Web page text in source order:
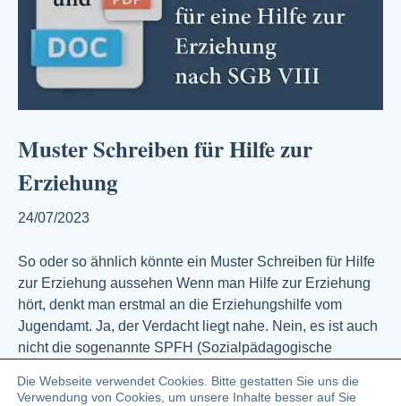
Muster Schreiben für Hilfe zur
Erziehung
24/07/2023
So oder so ähnlich könnte ein Muster Schreiben für Hilfe
zur Erziehung aussehen Wenn man Hilfe zur Erziehung
hört, denkt man erstmal an die Erziehungshilfe vom
Jugendamt. Ja, der Verdacht liegt nahe. Nein, es ist auch
nicht die sogenannte SPFH (Sozialpädagogische
auftaucht. Nein! Dieses Muster Schreiben für…
Die Webseite verwendet Cookies. Bitte gestatten Sie uns die
Verwendung von Cookies, um unsere Inhalte besser auf Sie